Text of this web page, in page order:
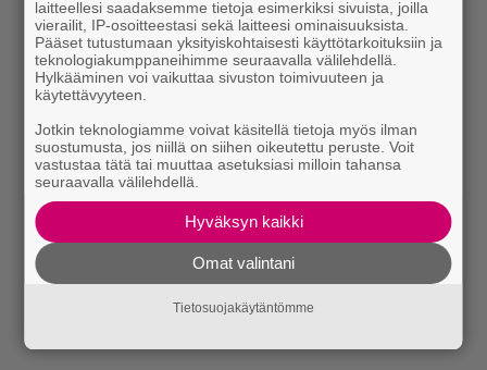
laitteellesi saadaksemme tietoja esimerkiksi sivuista, joilla
vierailit, IP-osoitteestasi sekä laitteesi ominaisuuksista.
Pääset tutustumaan yksityiskohtaisesti käyttötarkoituksiin ja
teknologiakumppaneihimme seuraavalla välilehdellä.
Hylkääminen voi vaikuttaa sivuston toimivuuteen ja
käytettävyyteen.
Jotkin teknologiamme voivat käsitellä tietoja myös ilman
suostumusta, jos niillä on siihen oikeutettu peruste. Voit
vastustaa tätä tai muuttaa asetuksiasi milloin tahansa
seuraavalla välilehdellä.
Hyväksyn kaikki
Omat valintani
Tietosuojakäytäntömme